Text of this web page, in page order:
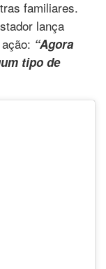
familiares.
lança
“Agora
tipo de